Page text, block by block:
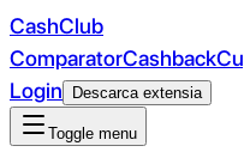
CashClub
ComparatorCashback
Login
Descarca extensia
Toggle menu